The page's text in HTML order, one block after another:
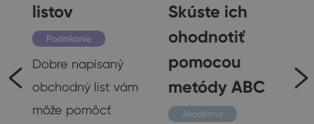
listov
Podnikanie
Dobre napísaný
obchodný list vám
môže pomôcť
Skúste ich
ohodnotiť
pomocou
metódy ABC
Akadémia